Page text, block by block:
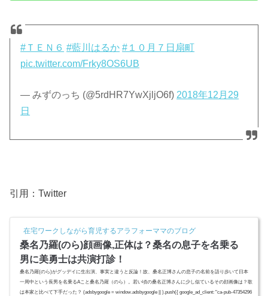
#ＴＥＮ６ #藍川はるか #１０月７日扇町
pic.twitter.com/Frky8OS6UB
— みずのっち (@5rdHR7YwXjljO6f)2018年12月29
日
引用：Twitter
在宅ワークしながら育児するアラフォーママのブログ
桑名乃羅(のら)顔画像,正体は？桑名の息子を名乗る
男に美勇士は共演打診！
桑名乃羅(のら)がグッデイに生出演、事実と違うと反論！故、桑名正博さんの息子の名前を語り歩いて日本
一周中という長男を名乗るAこと桑名乃羅（のら）。若い頃の桑名正博さんに少し似ているその顔画像は？歌
は本家と比べて下手だった？ (adsbygoogle = window.adsbygoogle || ).push({ google_ad_client: "ca-pub-47354296